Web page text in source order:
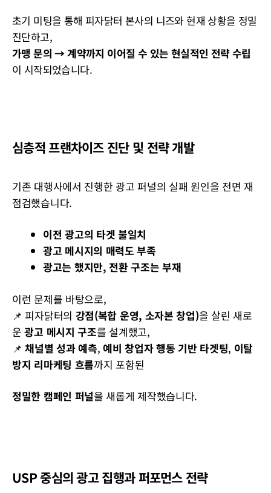
초기 미팅을 통해 피자닭터 본사의 니즈와 현재 상황을 정밀
진단하고,
가맹 문의 → 계약까지 이어질 수 있는 현실적인 전략 수립
이 시작되었습니다.
심층적 프랜차이즈 진단 및 전략 개발
기존 대행사에서 진행한 광고 퍼널의 실패 원인을 전면 재
점검했습니다.
이전 광고의 타겟 불일치
광고 메시지의 매력도 부족
광고는 했지만, 전환 구조는 부재
이런 문제를 바탕으로,
📌 피자닭터의 강점(복합 운영, 소자본 창업)을 살린 새로
운광고 메시지 구조를 설계했고,
📌채널별 성과 예측,예비 창업자 행동 기반 타겟팅, 이탈
방지 리마케팅 흐름까지 포함된
정밀한 캠페인 퍼널을 새롭게 제작했습니다.
USP 중심의 광고 집행과 퍼포먼스 전략